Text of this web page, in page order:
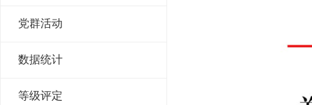
党群活动
数据统计
等级评定